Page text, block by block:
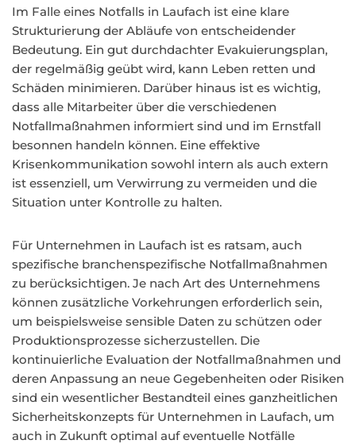
Im Falle eines Notfalls in Laufach ist eine klare
Strukturierung der Abläufe von entscheidender
Bedeutung. Ein gut durchdachter Evakuierungsplan,
der regelmäßig geübt wird, kann Leben retten und
Schäden minimieren. Darüber hinaus ist es wichtig,
dass alle Mitarbeiter über die verschiedenen
Notfallmaßnahmen informiert sind und im Ernstfall
besonnen handeln können. Eine effektive
Krisenkommunikation sowohl intern als auch extern
ist essenziell, um Verwirrung zu vermeiden und die
Situation unter Kontrolle zu halten.
Für Unternehmen in Laufach ist es ratsam, auch
spezifische branchenspezifische Notfallmaßnahmen
zu berücksichtigen. Je nach Art des Unternehmens
können zusätzliche Vorkehrungen erforderlich sein,
um beispielsweise sensible Daten zu schützen oder
Produktionsprozesse sicherzustellen. Die
kontinuierliche Evaluation der Notfallmaßnahmen und
deren Anpassung an neue Gegebenheiten oder Risiken
sind ein wesentlicher Bestandteil eines ganzheitlichen
Sicherheitskonzepts für Unternehmen in Laufach, um
auch in Zukunft optimal auf eventuelle Notfälle